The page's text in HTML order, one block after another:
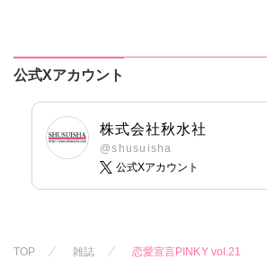
五珠
桐嶋ショウコ
小田三月
星脇リカ
清水沙斗子
さくら蒼
小出ちゃこ
池田文春
白虎丸 粕谷秀夫
葉月かずお
平田弘次
葉月かずお
公式Xアカウント
株式会社秋水社
@shusuisha
公式Xアカウント
TOP 雑誌 恋愛宣言PINKY vol.21